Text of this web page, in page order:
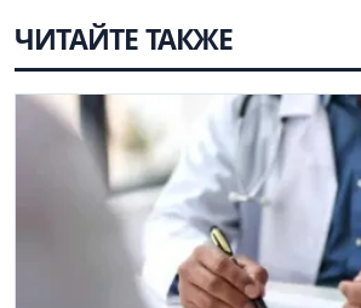
ЧИТАЙТЕ ТАКЖЕ